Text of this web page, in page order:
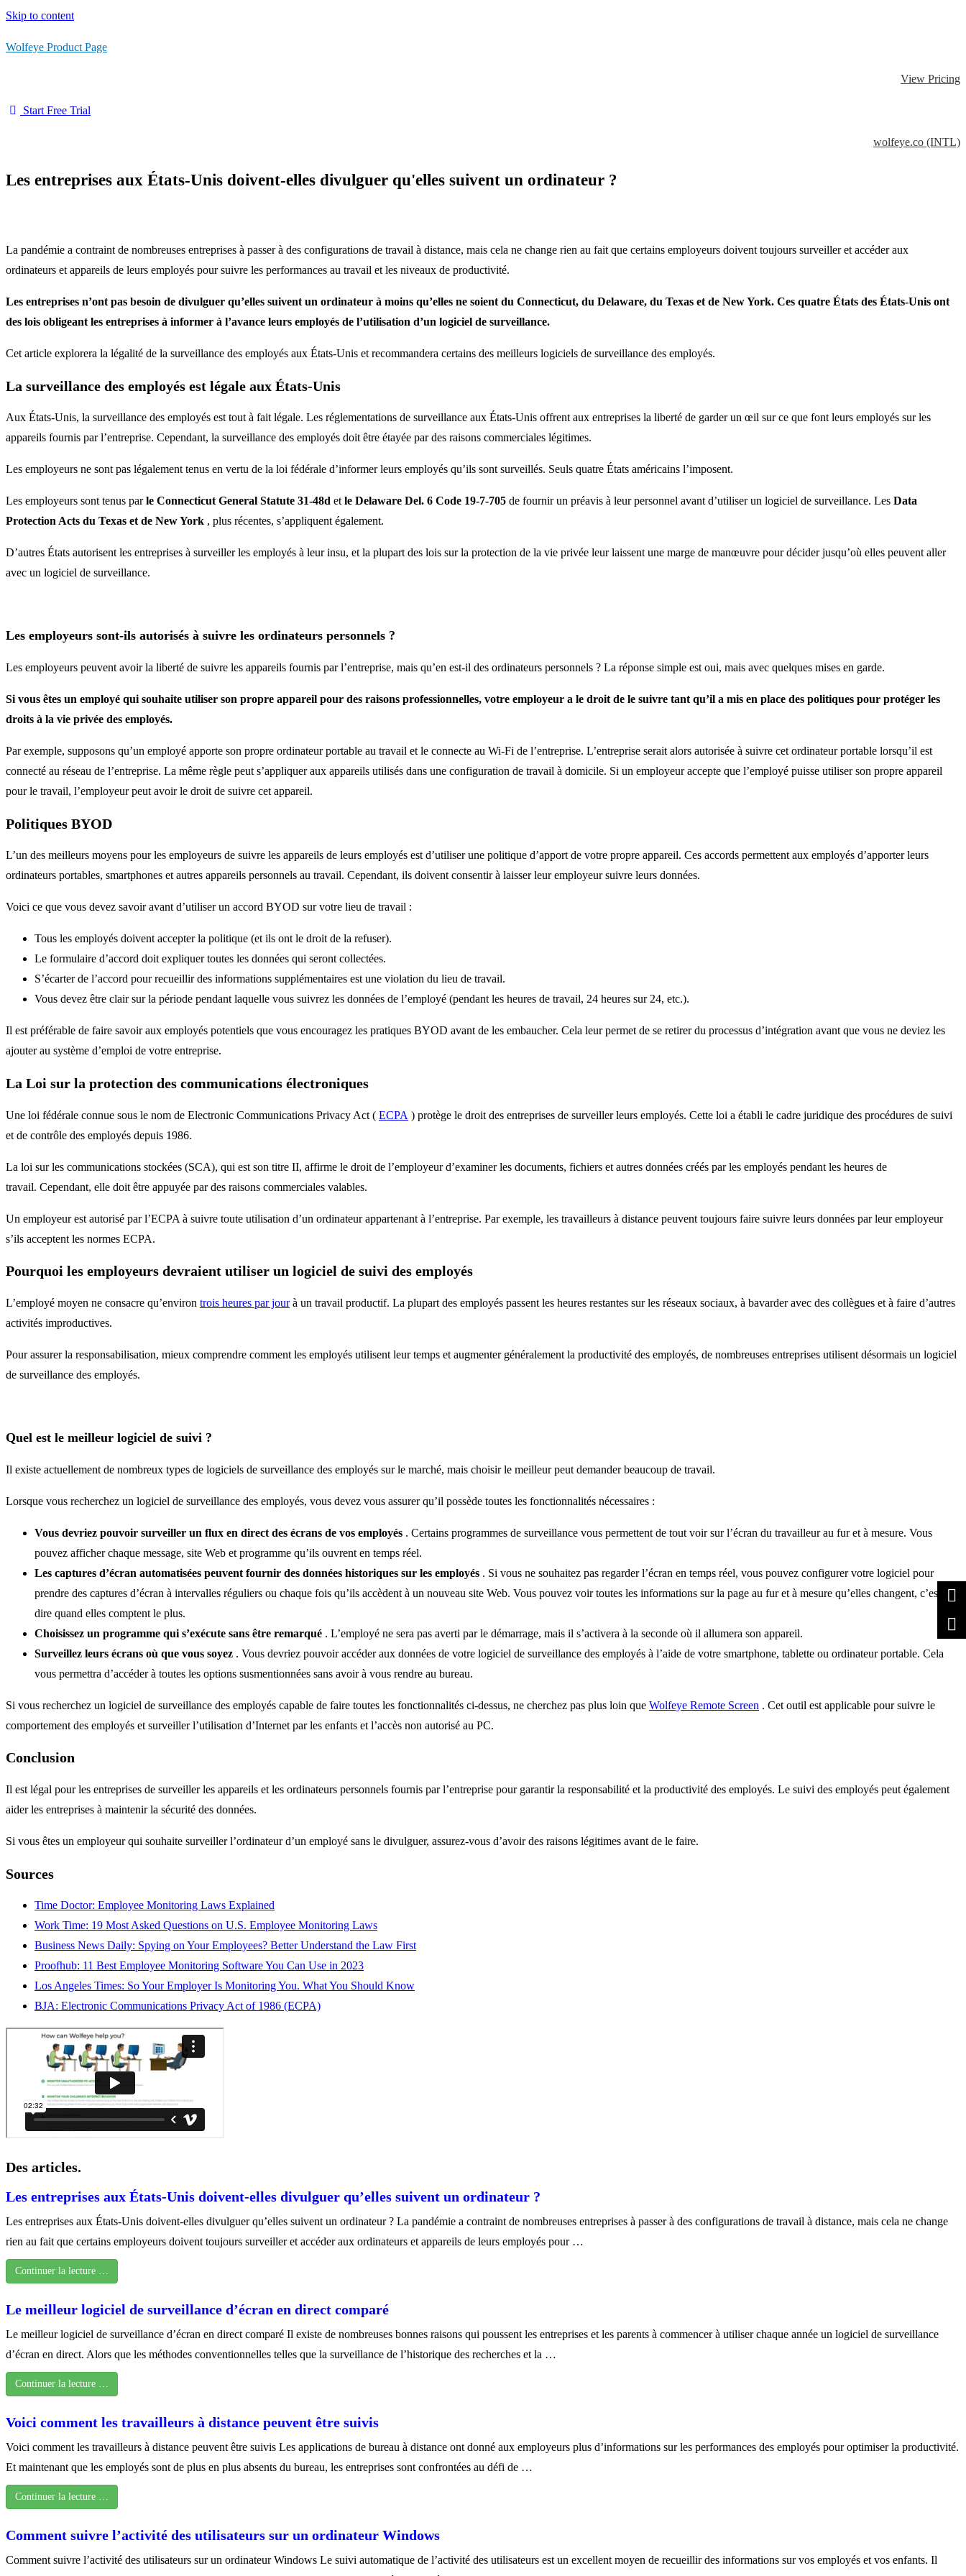
Skip to content
Wolfeye Product Page
View Pricing
Start Free Trial
wolfeye.co (INTL)
Les entreprises aux États-Unis doivent-elles divulguer qu'elles suivent un ordinateur ?
La pandémie a contraint de nombreuses entreprises à passer à des configurations de travail à distance, mais cela ne change rien au fait que certains employeurs doivent toujours surveiller et accéder aux
ordinateurs et appareils de leurs employés pour suivre les performances au travail et les niveaux de productivité.
Les entreprises n’ont pas besoin de divulguer qu’elles suivent un ordinateur à moins qu’elles ne soient du Connecticut, du Delaware, du Texas et de New York. Ces quatre États des États-Unis ont
des lois obligeant les entreprises à informer à l’avance leurs employés de l’utilisation d’un logiciel de surveillance.
Cet article explorera la légalité de la surveillance des employés aux États-Unis et recommandera certains des meilleurs logiciels de surveillance des employés.
La surveillance des employés est légale aux États-Unis
Aux États-Unis, la surveillance des employés est tout à fait légale. Les réglementations de surveillance aux États-Unis offrent aux entreprises la liberté de garder un œil sur ce que font leurs employés sur les
appareils fournis par l’entreprise. Cependant, la surveillance des employés doit être étayée par des raisons commerciales légitimes.
Les employeurs ne sont pas légalement tenus en vertu de la loi fédérale d’informer leurs employés qu’ils sont surveillés. Seuls quatre États américains l’imposent.
Les employeurs sont tenus parle Connecticut General Statute 31-48d et le Delaware Del. 6 Code 19-7-705 de fournir un préavis à leur personnel avant d’utiliser un logiciel de surveillance. Les Data
Protection Acts du Texas et de New York , plus récentes, s’appliquent également.
D’autres États autorisent les entreprises à surveiller les employés à leur insu, et la plupart des lois sur la protection de la vie privée leur laissent une marge de manœuvre pour décider jusqu’où elles peuvent aller
avec un logiciel de surveillance.
Les employeurs sont-ils autorisés à suivre les ordinateurs personnels ?
Les employeurs peuvent avoir la liberté de suivre les appareils fournis par l’entreprise, mais qu’en est-il des ordinateurs personnels ? La réponse simple est oui, mais avec quelques mises en garde.
Si vous êtes un employé qui souhaite utiliser son propre appareil pour des raisons professionnelles, votre employeur a le droit de le suivre tant qu’il a mis en place des politiques pour protéger les
droits à la vie privée des employés.
Par exemple, supposons qu’un employé apporte son propre ordinateur portable au travail et le connecte au Wi-Fi de l’entreprise. L’entreprise serait alors autorisée à suivre cet ordinateur portable lorsqu’il est
connecté au réseau de l’entreprise. La même règle peut s’appliquer aux appareils utilisés dans une configuration de travail à domicile. Si un employeur accepte que l’employé puisse utiliser son propre appareil
pour le travail, l’employeur peut avoir le droit de suivre cet appareil.
Politiques BYOD
L’un des meilleurs moyens pour les employeurs de suivre les appareils de leurs employés est d’utiliser une politique d’apport de votre propre appareil. Ces accords permettent aux employés d’apporter leurs
ordinateurs portables, smartphones et autres appareils personnels au travail. Cependant, ils doivent consentir à laisser leur employeur suivre leurs données.
Voici ce que vous devez savoir avant d’utiliser un accord BYOD sur votre lieu de travail :
Tous les employés doivent accepter la politique (et ils ont le droit de la refuser).
Le formulaire d’accord doit expliquer toutes les données qui seront collectées.
S’écarter de l’accord pour recueillir des informations supplémentaires est une violation du lieu de travail.
Vous devez être clair sur la période pendant laquelle vous suivrez les données de l’employé (pendant les heures de travail, 24 heures sur 24, etc.).
Il est préférable de faire savoir aux employés potentiels que vous encouragez les pratiques BYOD avant de les embaucher. Cela leur permet de se retirer du processus d’intégration avant que vous ne deviez les
ajouter au système d’emploi de votre entreprise.
La Loi sur la protection des communications électroniques
Une loi fédérale connue sous le nom de Electronic Communications Privacy Act ( ECPA ) protège le droit des entreprises de surveiller leurs employés. Cette loi a établi le cadre juridique des procédures de suivi
et de contrôle des employés depuis 1986.
La loi sur les communications stockées (SCA), qui est son titre II, affirme le droit de l’employeur d’examiner les documents, fichiers et autres données créés par les employés pendant les heures de
travail. Cependant, elle doit être appuyée par des raisons commerciales valables.
Un employeur est autorisé par l’ECPA à suivre toute utilisation d’un ordinateur appartenant à l’entreprise. Par exemple, les travailleurs à distance peuvent toujours faire suivre leurs données par leur employeur
s’ils acceptent les normes ECPA.
Pourquoi les employeurs devraient utiliser un logiciel de suivi des employés
L’employé moyen ne consacre qu’environ trois heures par jourà un travail productif. La plupart des employés passent les heures restantes sur les réseaux sociaux, à bavarder avec des collègues et à faire d’autres
activités improductives.
Pour assurer la responsabilisation, mieux comprendre comment les employés utilisent leur temps et augmenter généralement la productivité des employés, de nombreuses entreprises utilisent désormais un logiciel
de surveillance des employés.
Quel est le meilleur logiciel de suivi ?
Il existe actuellement de nombreux types de logiciels de surveillance des employés sur le marché, mais choisir le meilleur peut demander beaucoup de travail.
Lorsque vous recherchez un logiciel de surveillance des employés, vous devez vous assurer qu’il possède toutes les fonctionnalités nécessaires :
Vous devriez pouvoir surveiller un flux en direct des écrans de vos employés . Certains programmes de surveillance vous permettent de tout voir sur l’écran du travailleur au fur et à mesure. Vous
pouvez afficher chaque message, site Web et programme qu’ils ouvrent en temps réel.
Les captures d’écran automatisées peuvent fournir des données historiques sur les employés . Si vous ne souhaitez pas regarder l’écran en temps réel, vous pouvez configurer votre logiciel pour
prendre des captures d’écran à intervalles réguliers ou chaque fois qu’ils accèdent à un nouveau site Web. Vous pouvez voir toutes les informations sur la page au fur et à mesure qu’elles changent, c’est-à-
dire quand elles comptent le plus.
Choisissez un programme qui s’exécute sans être remarqué . L’employé ne sera pas averti par le démarrage, mais il s’activera à la seconde où il allumera son appareil.
Surveillez leurs écrans où que vous soyez . Vous devriez pouvoir accéder aux données de votre logiciel de surveillance des employés à l’aide de votre smartphone, tablette ou ordinateur portable. Cela
vous permettra d’accéder à toutes les options susmentionnées sans avoir à vous rendre au bureau.
Si vous recherchez un logiciel de surveillance des employés capable de faire toutes les fonctionnalités ci-dessus, ne cherchez pas plus loin que Wolfeye Remote Screen . Cet outil est applicable pour suivre le
comportement des employés et surveiller l’utilisation d’Internet par les enfants et l’accès non autorisé au PC.
Conclusion
Il est légal pour les entreprises de surveiller les appareils et les ordinateurs personnels fournis par l’entreprise pour garantir la responsabilité et la productivité des employés. Le suivi des employés peut également
aider les entreprises à maintenir la sécurité des données.
Si vous êtes un employeur qui souhaite surveiller l’ordinateur d’un employé sans le divulguer, assurez-vous d’avoir des raisons légitimes avant de le faire.
Sources
Time Doctor: Employee Monitoring Laws Explained
Work Time: 19 Most Asked Questions on U.S. Employee Monitoring Laws
Business News Daily: Spying on Your Employees? Better Understand the Law First
Proofhub: 11 Best Employee Monitoring Software You Can Use in 2023
Los Angeles Times: So Your Employer Is Monitoring You. What You Should Know
BJA: Electronic Communications Privacy Act of 1986 (ECPA)
Des articles.
Les entreprises aux États-Unis doivent-elles divulguer qu’elles suivent un ordinateur ?
Les entreprises aux États-Unis doivent-elles divulguer qu’elles suivent un ordinateur ? La pandémie a contraint de nombreuses entreprises à passer à des configurations de travail à distance, mais cela ne change
rien au fait que certains employeurs doivent toujours surveiller et accéder aux ordinateurs et appareils de leurs employés pour …
Continuer la lecture …
Le meilleur logiciel de surveillance d’écran en direct comparé
Le meilleur logiciel de surveillance d’écran en direct comparé Il existe de nombreuses bonnes raisons qui poussent les entreprises et les parents à commencer à utiliser chaque année un logiciel de surveillance
d’écran en direct. Alors que les méthodes conventionnelles telles que la surveillance de l’historique des recherches et la …
Continuer la lecture …
Voici comment les travailleurs à distance peuvent être suivis
Voici comment les travailleurs à distance peuvent être suivis Les applications de bureau à distance ont donné aux employeurs plus d’informations sur les performances des employés pour optimiser la productivité.
Et maintenant que les employés sont de plus en plus absents du bureau, les entreprises sont confrontées au défi de …
Continuer la lecture …
Comment suivre l’activité des utilisateurs sur un ordinateur Windows
Comment suivre l’activité des utilisateurs sur un ordinateur Windows Le suivi automatique de l’activité des utilisateurs est un excellent moyen de recueillir des informations sur vos employés et vos enfants. Il